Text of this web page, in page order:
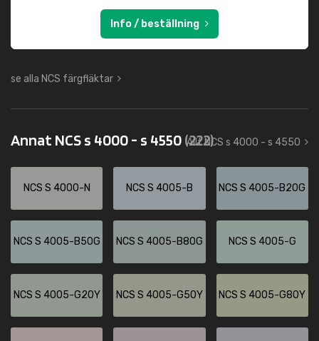
Info / beställning
se alla NCS färgfläktar
Annat NCS s 4000 - s 4550(222)
Allt NCS s 4000 - s 4550
NCS S 4000-N NCS S 4005-B NCS S 4005-B20G
NCS S 4005-B50G NCS S 4005-B80G NCS S 4005-G
NCS S 4005-G20Y NCS S 4005-G50Y NCS S 4005-G80Y